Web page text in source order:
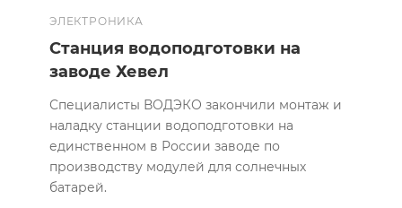
ЭЛЕКТРОНИКА
Станция водоподготовки на
заводе Хевел
Специалисты ВОДЭКО закончили монтаж и
наладку станции водоподготовки на
единственном в России заводе по
производству модулей для солнечных
батарей.